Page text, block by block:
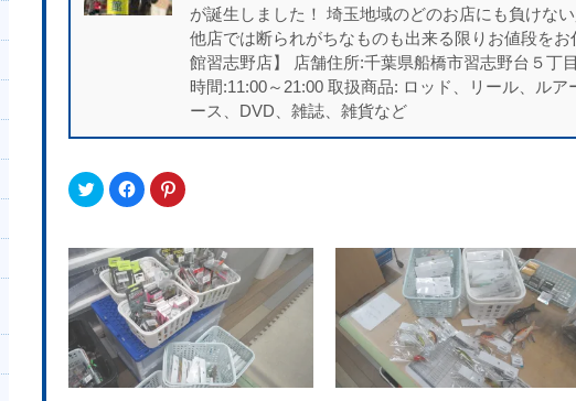
が誕生しました！ 埼玉地域のどのお店にも負けな
他店では断られがちなものも出来る限りお値段を
館習志野店】 店舗住所:千葉県船橋市習志野台５丁
時間:11:00～21:00 取扱商品: ロッド、リール、ル
ース、DVD、雑誌、雑貨など
ク
リ
て
Twitter
で
共
有
(新
し
い
ウ
ィ
ン
Facebook
で
る
に
は
ク
リ
ッ
ク
し
て
く
だ
ク
リ
て
Pinterest
で
共
有
(新
し
い
ウ
ィ
ン